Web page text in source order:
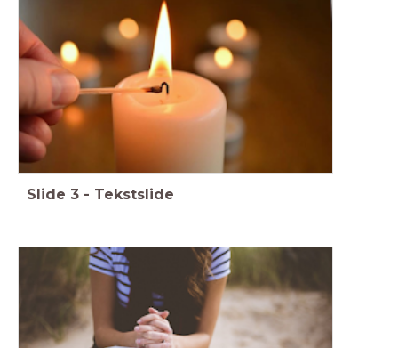
Slide 3 - Tekstslide